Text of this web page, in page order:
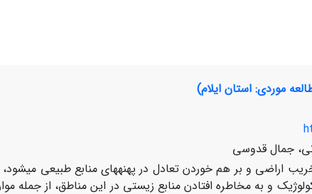
موردی: استان ایلام)
جمال قدوسی
اراضی و بر هم خوردن تعادل در پهنه­های منابع طبیعی
و به مخاطره افتادن منابع زیستی در این مناطق، از جمله